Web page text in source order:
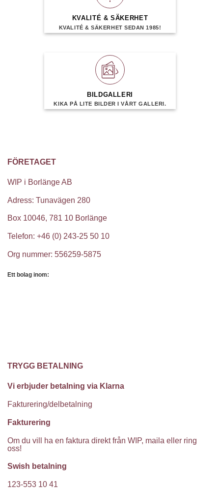
KVALITÉ & SÄKERHET
KVALITÉ & SÄKERHET SEDAN 1985!
BILDGALLERI
KIKA PÅ LITE BILDER I VÅRT GALLERI.
FÖRETAGET
WIP i Borlänge AB
Adress: Tunavägen 280
Box 10046, 781 10 Borlänge
Telefon: +46 (0) 243-25 50 10
Org nummer: 556259-5875
Ett bolag inom:
TRYGG BETALNING
Vi erbjuder betalning via Klarna
Fakturering/delbetalning
Fakturering
Om du vill ha en faktura direkt från WIP, maila eller ring
oss!
Swish betalning
123-553 10 41